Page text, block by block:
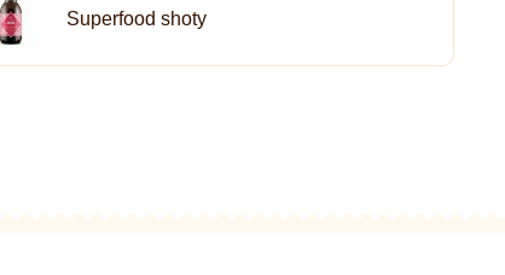
Superfood shoty